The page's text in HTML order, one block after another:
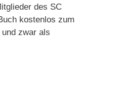
des SC
kostenlos zum
zwar als